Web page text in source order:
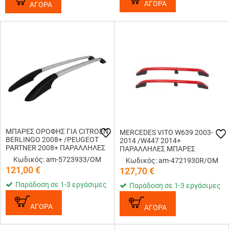
ΑΓΟΡΑ ΑΓΟΡΑ
ΜΠΑΡΕΣ ΟΡΟΦΗΣ ΓΙΑ CITROEN
BERLINGO 2008+ /PEUGEOT
PARTNER 2008+ ΠΑΡΑΛΛΗΛΕΣ
ΑΛΟΥΜΙΝΙΟΥ SOLID L1 OMTEC -
2 TEM.
Κωδικός: am-5723933/OM
121,00€
Παράδοση σε 1-3 εργάσιμες
ΑΓΟΡΑ
MERCEDES VITO W639 2003-
2014 /W447 2014+
ΠΑΡΑΛΛΗΛΕΣ ΜΠΑΡΕΣ
ΟΡΟΦΗΣ L1 ΑΛΟΥΜΙΝΙΟΥ
ΚΟΚΚΙΝΕΣ ΟMTEC - 2 TEM.
Κωδικός: am-4721930R/OM
127,70€
Παράδοση σε 1-3 εργάσιμες
ΑΓΟΡΑ